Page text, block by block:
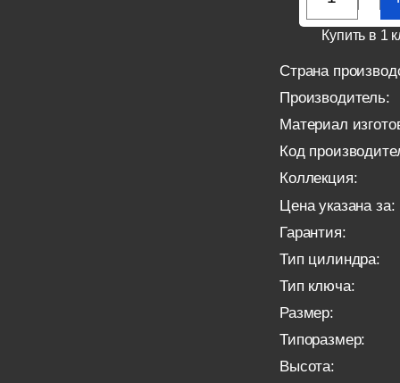
Купить в 1
Страна
Производитель:
Материал
Код
Коллекция:
Цена указана за:
Гарантия:
Тип цилиндра:
Тип ключа:
Размер:
Типоразмер:
Высота: